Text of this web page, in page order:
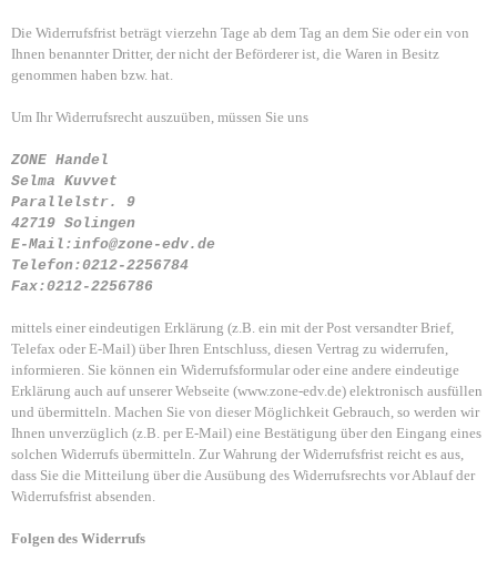
Die Widerrufsfrist beträgt vierzehn Tage ab dem Tag an dem Sie oder ein von
Ihnen benannter Dritter, der nicht der Beförderer ist, die Waren in Besitz
genommen haben bzw. hat.
Um Ihr Widerrufsrecht auszuüben, müssen Sie uns
ZONE Handel
Selma Kuvvet
Parallelstr. 9
42719 Solingen
E-Mail:info@zone-edv.de
Telefon:0212-2256784
Fax:0212-2256786
mittels einer eindeutigen Erklärung (z.B. ein mit der Post versandter Brief,
Telefax oder E-Mail) über Ihren Entschluss, diesen Vertrag zu widerrufen,
informieren. Sie können ein Widerrufsformular oder eine andere eindeutige
Erklärung auch auf unserer Webseite (www.zone-edv.de) elektronisch ausfüllen
und übermitteln. Machen Sie von dieser Möglichkeit Gebrauch, so werden wir
Ihnen unverzüglich (z.B. per E-Mail) eine Bestätigung über den Eingang eines
solchen Widerrufs übermitteln. Zur Wahrung der Widerrufsfrist reicht es aus,
dass Sie die Mitteilung über die Ausübung des Widerrufsrechts vor Ablauf der
Widerrufsfrist absenden.
Folgen des Widerrufs